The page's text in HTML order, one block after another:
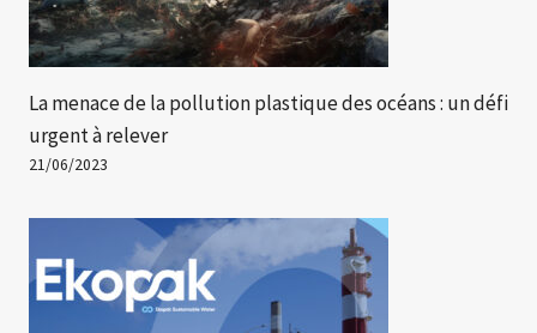
La menace de la pollution plastique des océans : un défi
urgent à relever
21/06/2023